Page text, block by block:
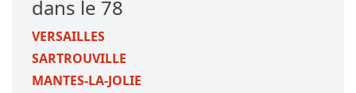
dans le 78
VERSAILLES
SARTROUVILLE
MANTES-LA-JOLIE